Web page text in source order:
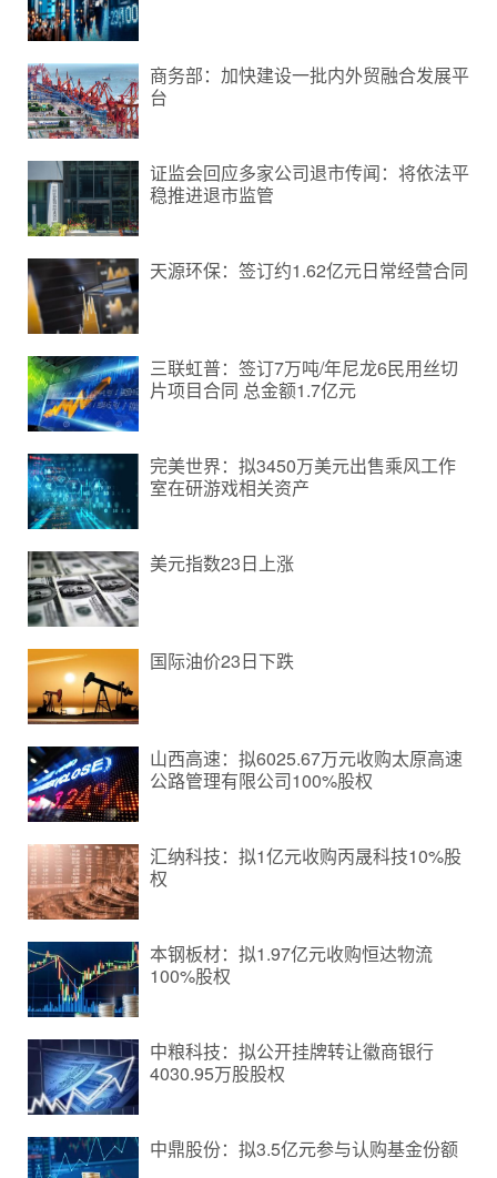
商务部：加快建设一批内外贸融合发展平
台
证监会回应多家公司退市传闻：将依法平
稳推进退市监管
天源环保：签订约1.62亿元日常经营合同
三联虹普：签订7万吨/年尼龙6民用丝切
片项目合同 总金额1.7亿元
完美世界：拟3450万美元出售乘风工作
室在研游戏相关资产
美元指数23日上涨
国际油价23日下跌
山西高速：拟6025.67万元收购太原高速
公路管理有限公司100%股权
汇纳科技：拟1亿元收购丙晟科技10%股
权
本钢板材：拟1.97亿元收购恒达物流
100%股权
中粮科技：拟公开挂牌转让徽商银行
4030.95万股股权
中鼎股份：拟3.5亿元参与认购基金份额